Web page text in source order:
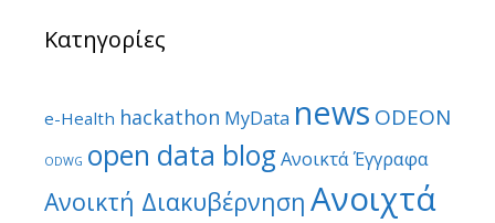
Κατηγορίες
e-Health hackathon MyData news ODEON
ODWG open data blog Ανοικτά Έγγραφα
Ανοικτή Διακυβέρνηση Ανοιχτά